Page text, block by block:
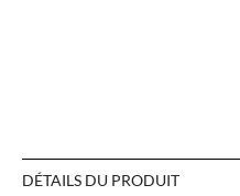
DÉTAILS DU PRODUIT